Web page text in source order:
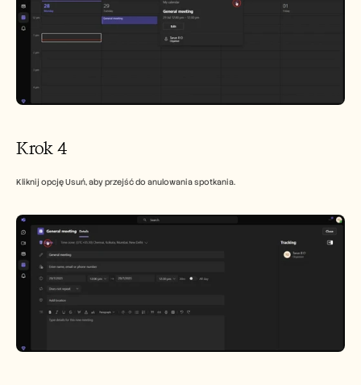
Krok 4
Kliknij opcję Usuń, aby przejść do anulowania spotkania.